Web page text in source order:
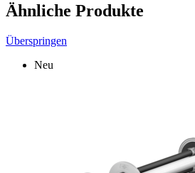
Ähnliche Produkte
Überspringen
Neu